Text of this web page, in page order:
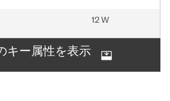
12 W
キー属性を表示